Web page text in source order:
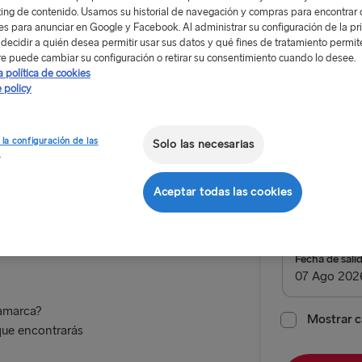
encontrarás
Ruta
Hook of
Belfast →
Belfast →
Cairnryan
Fecha de
Mostrar
de contenido. Usamos su historial de navegación y compras para encontrar
para anunciar en Google y Facebook. Al administrar su configuración de la
a quién desea permitir usar sus datos y qué fines de tratamiento
puede cambiar su configuración o retirar su consentimiento cuando lo desee.
política de cookies
policy
configuración de las
Solo las necesarias
Aceptar todas las cookies